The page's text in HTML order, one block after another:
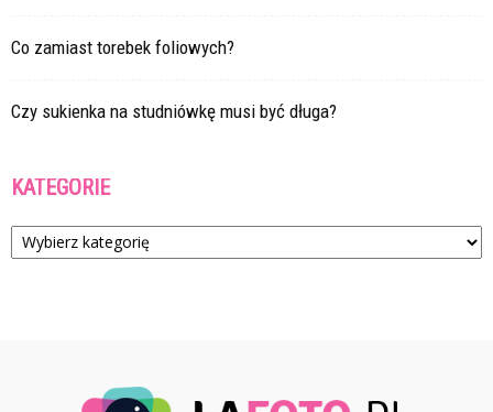
Co zamiast torebek foliowych?
Czy sukienka na studniówkę musi być długa?
KATEGORIE
Kategorie